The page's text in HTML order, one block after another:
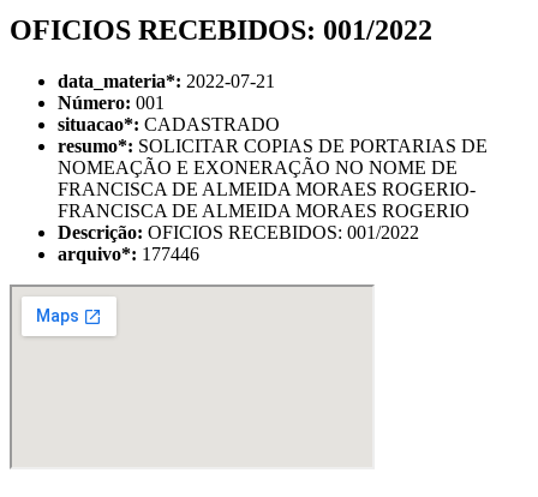
OFICIOS RECEBIDOS: 001/2022
data_materia*: 2022-07-21
Número: 001
situacao*: CADASTRADO
resumo*: SOLICITAR COPIAS DE PORTARIAS DE
NOMEAÇÃO E EXONERAÇÃO NO NOME DE
FRANCISCA DE ALMEIDA MORAES ROGERIO-
FRANCISCA DE ALMEIDA MORAES ROGERIO
Descrição: OFICIOS RECEBIDOS: 001/2022
arquivo*: 177446